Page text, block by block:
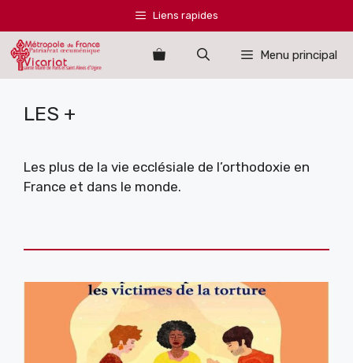
au
contenu
Liens rapides
Menu principal
LES +
Les plus de la vie ecclésiale de l’orthodoxie en
France et dans le monde.